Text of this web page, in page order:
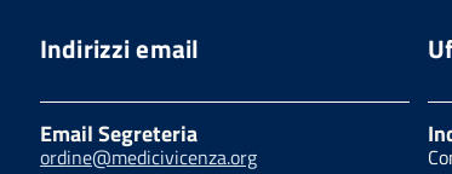
Indirizzi email
Email Segreteria
ordine@medicivicenza.org